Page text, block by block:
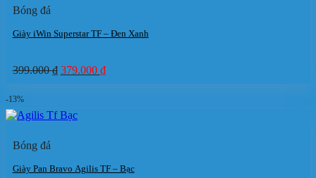
Bóng đá
Giày iWin Superstar TF – Đen Xanh
399.000₫ Giá
379.000 ₫Giá
-13%
Bóng đá
Giày Pan Bravo Agilis TF – Bạc